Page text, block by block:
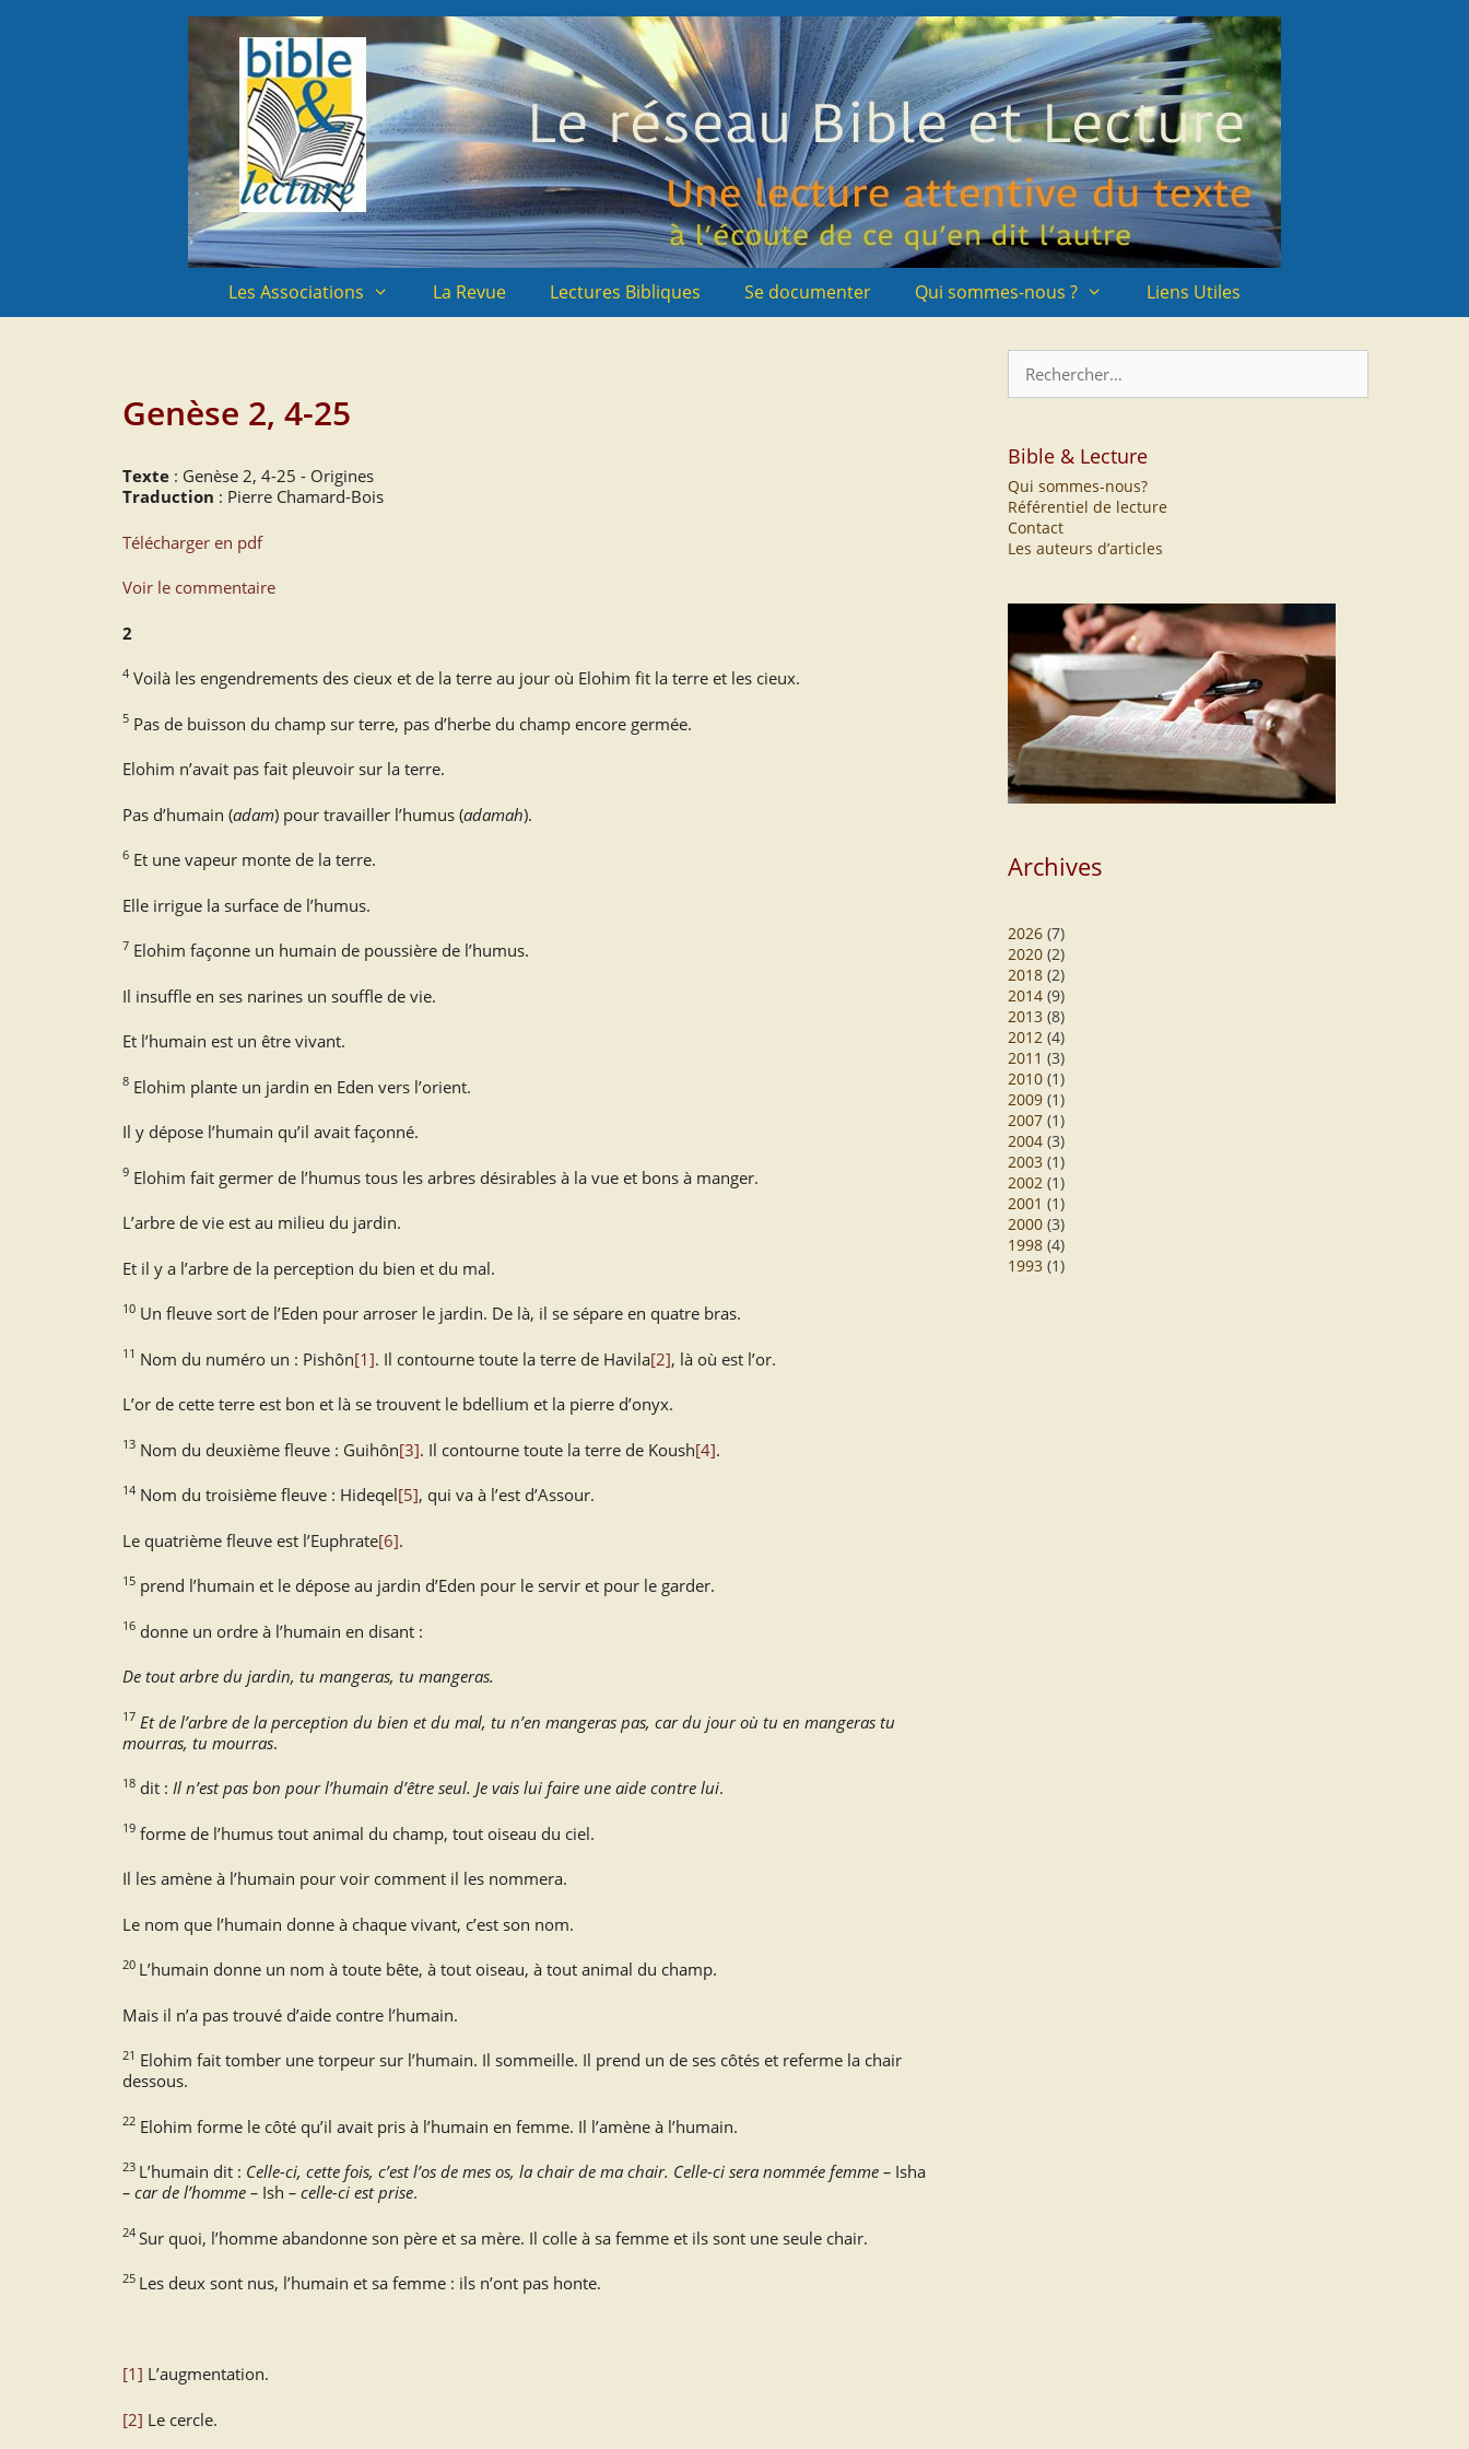
Les Associations La Revue Lectures Bibliques Se documenter Qui sommes-nous ? Liens Utiles
Genèse 2, 4-25
Texte : Genèse 2, 4-25 - Origines
Traduction : Pierre Chamard-Bois
Télécharger en pdf
Voir le commentaire
2
4 Voilà les engendrements des cieux et de la terre au jour où Elohim fit la terre et les cieux.
5 Pas de buisson du champ sur terre, pas d’herbe du champ encore germée.
Elohim n’avait pas fait pleuvoir sur la terre.
Pas d’humain (adam) pour travailler l’humus (adamah).
6 Et une vapeur monte de la terre.
Elle irrigue la surface de l’humus.
7 Elohim façonne un humain de poussière de l’humus.
Il insuffle en ses narines un souffle de vie.
Et l’humain est un être vivant.
8 Elohim plante un jardin en Eden vers l’orient.
Il y dépose l’humain qu’il avait façonné.
9 Elohim fait germer de l’humus tous les arbres désirables à la vue et bons à manger.
L’arbre de vie est au milieu du jardin.
Et il y a l’arbre de la perception du bien et du mal.
10 Un fleuve sort de l’Eden pour arroser le jardin. De là, il se sépare en quatre bras.
11 Nom du numéro un : Pishôn[1]. Il contourne toute la terre de Havila[2], là où est l’or.
L’or de cette terre est bon et là se trouvent le bdellium et la pierre d’onyx.
13 Nom du deuxième fleuve : Guihôn[3]. Il contourne toute la terre de Koush[4].
14 Nom du troisième fleuve : Hideqel[5], qui va à l’est d’Assour.
Le quatrième fleuve est l’Euphrate[6].
15 prend l’humain et le dépose au jardin d’Eden pour le servir et pour le garder.
16 donne un ordre à l’humain en disant :
De tout arbre du jardin, tu mangeras, tu mangeras.
17 Et de l’arbre de la perception du bien et du mal, tu n’en mangeras pas, car du jour où tu en mangeras tu
mourras, tu mourras.
18 dit : Il n’est pas bon pour l’humain d’être seul. Je vais lui faire une aide contre lui.
19 forme de l’humus tout animal du champ, tout oiseau du ciel.
Il les amène à l’humain pour voir comment il les nommera.
Le nom que l’humain donne à chaque vivant, c’est son nom.
20 L’humain donne un nom à toute bête, à tout oiseau, à tout animal du champ.
Mais il n’a pas trouvé d’aide contre l’humain.
21 Elohim fait tomber une torpeur sur l’humain. Il sommeille. Il prend un de ses côtés et referme la chair
dessous.
22 Elohim forme le côté qu’il avait pris à l’humain en femme. Il l’amène à l’humain.
23 L’humain dit : Celle-ci, cette fois, c’est l’os de mes os, la chair de ma chair. Celle-ci sera nommée femme – Isha
– car de l’homme – Ish – celle-ci est prise.
24 Sur quoi, l’homme abandonne son père et sa mère. Il colle à sa femme et ils sont une seule chair.
25 Les deux sont nus, l’humain et sa femme : ils n’ont pas honte.
[1] L’augmentation.
[2] Le cercle.
Rechercher :
Bible & Lecture
Qui sommes-nous?
Référentiel de lecture
Contact
Les auteurs d’articles
Archives
2026 (7)
2020 (2)
2018 (2)
2014 (9)
2013 (8)
2012 (4)
2011 (3)
2010 (1)
2009 (1)
2007 (1)
2004 (3)
2003 (1)
2002 (1)
2001 (1)
2000 (3)
1998 (4)
1993 (1)